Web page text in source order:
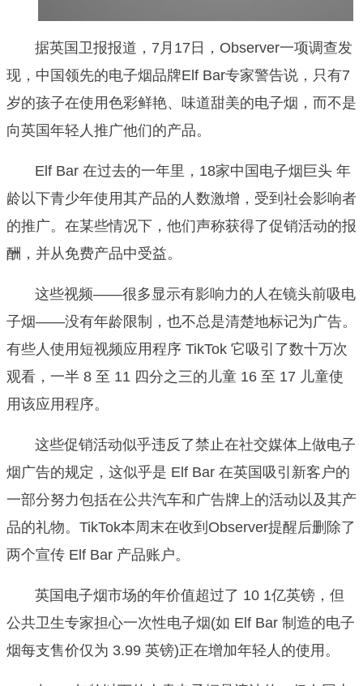
据英国卫报报道，7月17日， Observer一项调查发
现，中国领先的电子烟品牌Elf Bar专家警告说，只有7
岁的孩子在使用色彩鲜艳、味道甜美的电子烟，而不是
向英国年轻人推广他们的产品。
Elf Bar 在过去的一年里，18家中国电子烟巨头 年
龄以下青少年使用其产品的人数激增，受到社会影响者
的推广。在某些情况下，他们声称获得了促销活动的报
酬，并从免费产品中受益。
这些视频——很多显示有影响力的人在镜头前吸电
子烟——没有年龄限制，也不总是清楚地标记为广告。
有些人使用短视频应用程序 TikTok 它吸引了数十万次
观看，一半 8 至 11 四分之三的儿童 16 至 17 儿童使
用该应用程序。
这些促销活动似乎违反了禁止在社交媒体上做电子
烟广告的规定，这似乎是 Elf Bar 在英国吸引新客户的
一部分努力包括在公共汽车和广告牌上的活动以及其产
品的礼物。TikTok本周末在收到Observer提醒后删除了
两个宣传 Elf Bar 产品账户。
英国电子烟市场的年价值超过了 10 1亿英镑，但
公共卫生专家担心一次性电子烟(如 Elf Bar 制造的电子
烟每支售价仅为 3.99 英镑)正在增加年轻人的使用。